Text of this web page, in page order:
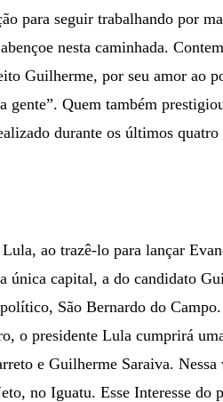
para seguir trabalhando por
nesta caminhada.
Guilherme, por seu amor ao
gente”. Quem também
durante os últimos quatro
ao trazê-lo para lançar
única capital, a do candidato
São Bernardo do Campo.
o presidente Lula cumprirá
e Guilherme Saraiva.
no Iguatu. Esse Interesse do